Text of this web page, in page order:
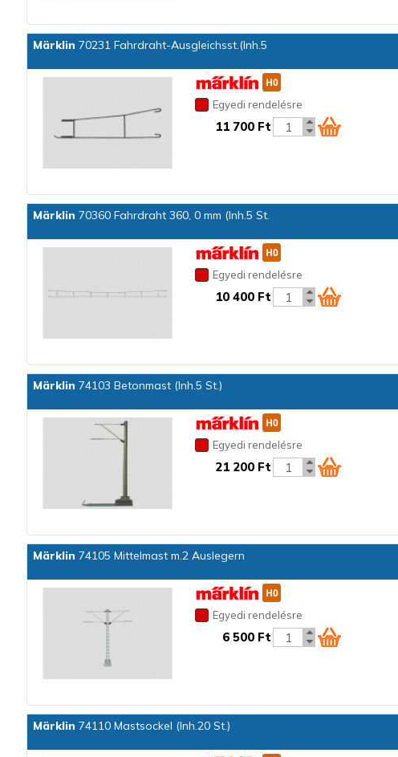
Märklin 70231 Fahrdraht-Ausgleichsst.(Inh.5
Egyedi rendelésre
11 700 Ft
Märklin 70360 Fahrdraht 360, 0 mm (Inh.5 St.
Egyedi rendelésre
10 400 Ft
Märklin 74103 Betonmast (Inh.5 St.)
Egyedi rendelésre
21 200 Ft
Märklin 74105 Mittelmast m.2 Auslegern
Egyedi rendelésre
6 500 Ft
Märklin 74110 Mastsockel (Inh.20 St.)